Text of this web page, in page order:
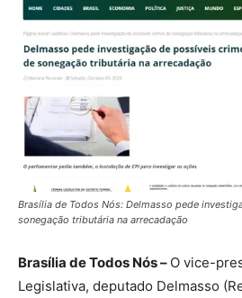
Brasília de Todos Nós: Delmasso pede
sonegação tributária na arrecadação
Brasília de Todos Nós – O vice-
Legislativa, deputado Delmasso